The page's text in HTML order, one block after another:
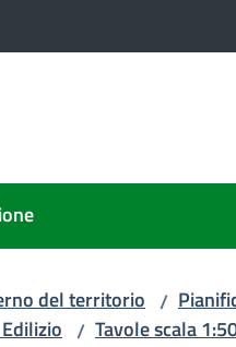
del territorio /
/ Tavole scala